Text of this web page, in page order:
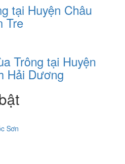
tại Huyện Châu
Tre
Trông tại Huyện
Hải Dương
Sơn